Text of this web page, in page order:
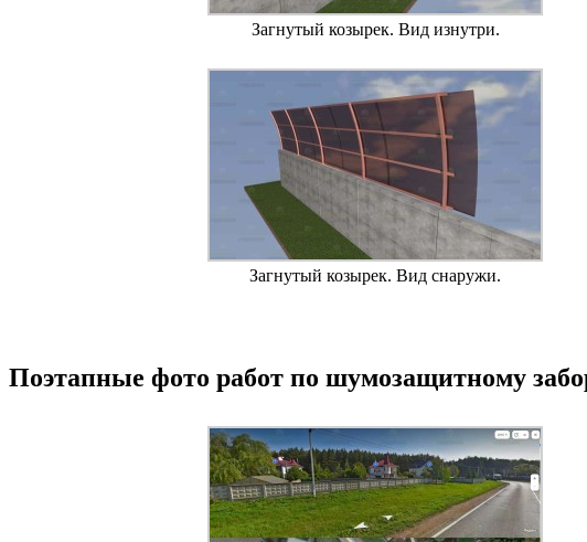
Загнутый козырек. Вид изнутри.
Загнутый козырек. Вид снаружи.
Поэтапные фото работ по шумозащитному